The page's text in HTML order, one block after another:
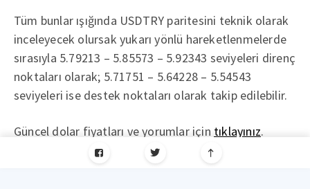
Tüm bunlar ışığında USDTRY paritesini teknik olarak
inceleyecek olursak yukarı yönlü hareketlenmelerde
sırasıyla 5.79213 – 5.85573 – 5.92343 seviyeleri direnç
noktaları olarak; 5.71751 – 5.64228 – 5.54543
seviyeleri ise destek noktaları olarak takip edilebilir.
Güncel dolar fiyatları ve yorumlar için tıklayınız.